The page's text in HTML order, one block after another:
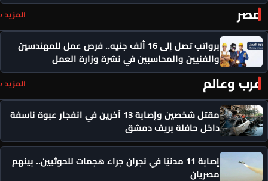
مصر المزيد ‹
برواتب تصل إلى 16 ألف جنيه.. فرص عمل للمهندسين
والفنيين والمحاسبين في نشرة وزارة العمل
عرب وعالم المزيد ‹
مقتل شخصين وإصابة 13 آخرين في انفجار عبوة ناسفة
داخل حافلة بريف دمشق
إصابة 11 مدنيًا في نجران جراء هجمات للحوثيين.. بينهم
مصريان